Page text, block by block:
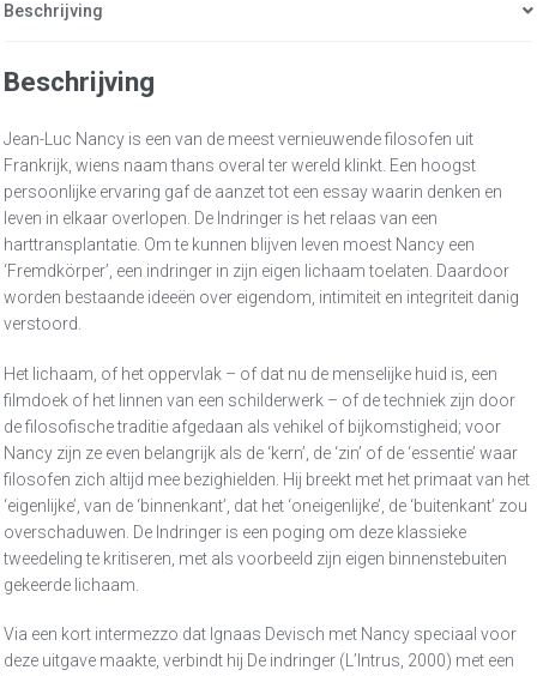
Beschrijving
Beschrijving
Jean-Luc Nancy is een van de meest vernieuwende filosofen uit
Frankrijk, wiens naam thans overal ter wereld klinkt. Een hoogst
persoonlijke ervaring gaf de aanzet tot een essay waarin denken en
leven in elkaar overlopen. De Indringer is het relaas van een
harttransplantatie. Om te kunnen blijven leven moest Nancy een
‘Fremdkörper’, een indringer in zijn eigen lichaam toelaten. Daardoor
worden bestaande ideeën over eigendom, intimiteit en integriteit danig
verstoord.
Het lichaam, of het oppervlak – of dat nu de menselijke huid is, een
filmdoek of het linnen van een schilderwerk – of de techniek zijn door
de filosofische traditie afgedaan als vehikel of bijkomstigheid; voor
Nancy zijn ze even belangrijk als de ‘kern’, de ‘zin’ of de ‘essentie’ waar
filosofen zich altijd mee bezighielden. Hij breekt met het primaat van het
‘eigenlijke’, van de ‘binnenkant’, dat het ‘oneigenlijke’, de ‘buitenkant’ zou
overschaduwen. De Indringer is een poging om deze klassieke
tweedeling te kritiseren, met als voorbeeld zijn eigen binnenstebuiten
gekeerde lichaam.
Via een kort intermezzo dat Ignaas Devisch met Nancy speciaal voor
deze uitgave maakte, verbindt hij De indringer (L’Intrus, 2000) met een